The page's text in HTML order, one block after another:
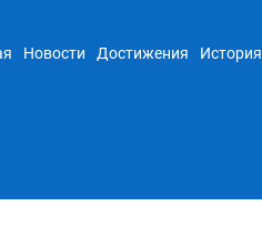
Новости Достижения История